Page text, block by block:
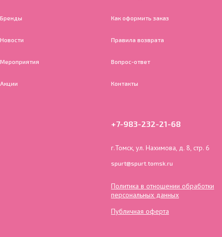
Бренды
Новости
Мероприятия
Акции
Как оформить заказ
Правила возврата
Вопрос-ответ
Контакты
+7-983-232-21-68
г.Томск, ул. Нахимова, д. 8, стр. 6
spurt@spurt.tomsk.ru
Политика в отношении обработки
персональных данных
Публичная оферта